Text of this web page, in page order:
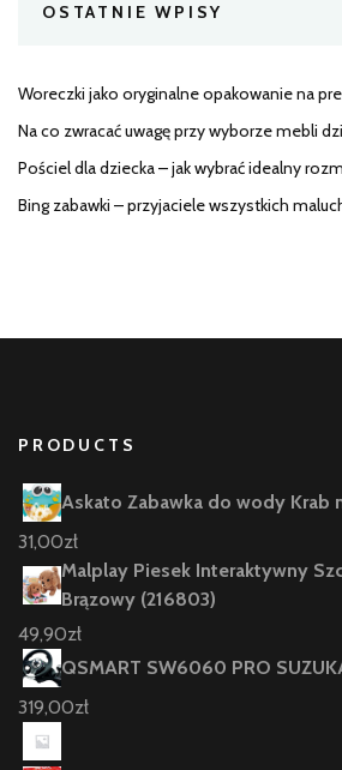
OSTATNIE WPISY
Woreczki jako oryginalne opakowanie na
Na co zwracać uwagę przy wyborze mebli
Pościel dla dziecka – jak wybrać idealny
Bing zabawki – przyjaciele wszystkich
PRODUCTS
Askato Zabawka do wody Krab
31,00zł
Malplay Piesek Interaktywny
Brązowy (216803)
49,90zł
QSMART SW6060 PRO
319,00zł